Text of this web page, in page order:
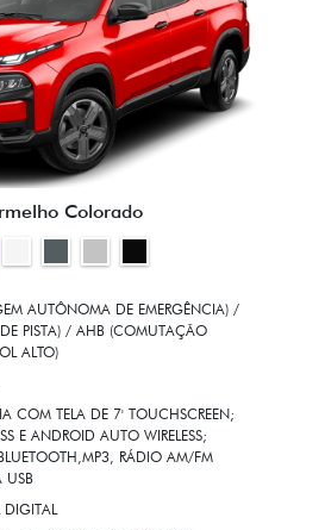
Colorado
AUTÔNOMA DE EMERGÊNCIA) /
PISTA) / AHB (COMUTAÇÃO
ALTO)
COM TELA DE 7' TOUCHSCREEN;
E ANDROID AUTO WIRELESS;
RÁDIO AM/FM
USB
DIGITAL